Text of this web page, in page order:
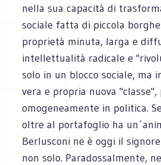
nella sua capacità di
sociale fatta di piccola
proprietà minuta, larga e
intellettualità radicale e
solo in un blocco sociale, ma
vera e propria nuova
omogeneamente in politica.
oltre al portafoglio ha
Berlusconi ne è oggi il
non solo. Paradossalmente,